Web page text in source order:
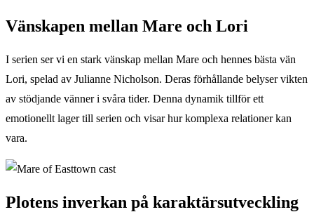
Vänskapen mellan Mare och Lori
I serien ser vi en stark vänskap mellan Mare och hennes bästa vän
Lori, spelad av Julianne Nicholson. Deras förhållande belyser vikten
av stödjande vänner i svåra tider. Denna dynamik tillför ett
emotionellt lager till serien och visar hur komplexa relationer kan
vara.
Plotens inverkan på karaktärsutveckling